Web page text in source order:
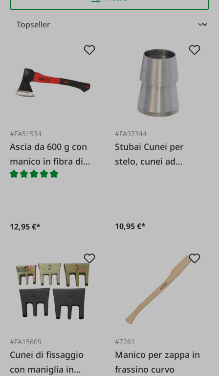
#FA51534
Ascia da 600 g con
manico in fibra di
vetro
12,95 €*
#FA97344
Stubai Cunei per
stelo, cunei ad
10,95 €*
#FA15609
Cunei di fissaggio
con maniglia in
#7261
Manico per zappa in
frassino curvo